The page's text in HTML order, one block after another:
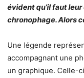
évident qu’il faut
chronophage. Alors
Une légende
accompagnant une
un graphique. Celle-